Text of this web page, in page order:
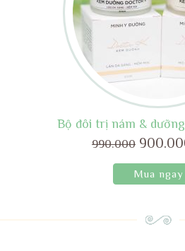
Bộ đôi trị nám &
990.000
Mua ngay